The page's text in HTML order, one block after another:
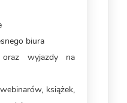
biura
wyjazdy na
książek,